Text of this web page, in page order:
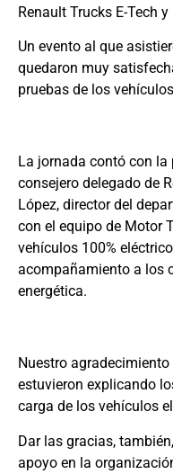
Renault Trucks E-Tech
Un evento al que
quedaron muy
pruebas de los
La jornada contó con la
consejero delegado de
López, director del
con el equipo de Motor
vehículos 100%
acompañamiento a los
energética.
Nuestro
estuvieron explicando
carga de los vehículos
Dar las gracias,
apoyo en la